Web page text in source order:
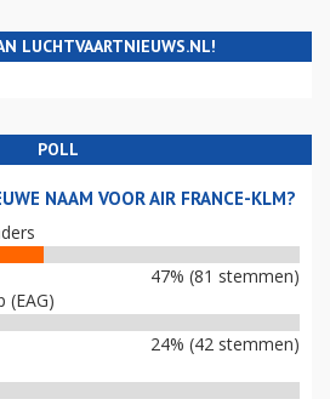
LUCHTVAARTNIEUWS.NL!
POLL
NAAM VOOR AIR FRANCE-KLM?
47% (81 stemmen)
(EAG)
24% (42 stemmen)